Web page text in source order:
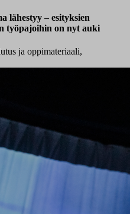
lähestyy – esityksien
työpajoihin on nyt auki
ja oppimateriaali,